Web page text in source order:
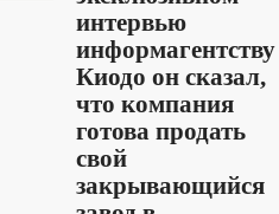
интервью
информагентству
Киодо он сказал,
что компания
готова продать
свой
закрывающийся